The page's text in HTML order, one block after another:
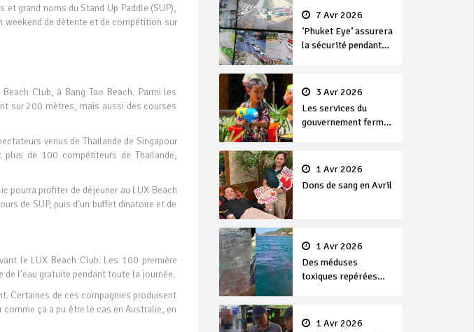
et grand noms du Stand Up Paddle (SUP),
weekend de détente et de compétition sur
Club, à Bang Tao Beach. Parmi les
sur 200 mètres, mais aussi des courses
venus de Thaïlande de Singapour
plus de 100 compétiteurs de Thaïlande,
pourra profiter de déjeuner au LUX Beach
de SUP, puis d’un buffet dinatoire et de
le LUX Beach Club. Les 100 première
l’eau gratuite pendant toute la journée.
Certaines de ces compagnies produisent
ça a pu être le cas en Australie, en
7 Avr 2026
‘Phuket Eye’ assurera
la sécurité pendant
3 Avr 2026
Les services du
gouvernement fermés
Songkran
1 Avr 2026
Dons de sang en Avril
1 Avr 2026
Des méduses
toxiques repérées
1 Avr 2026